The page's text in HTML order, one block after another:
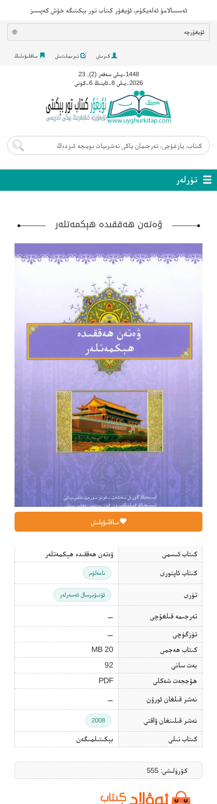
ئەسسالامۇ ئەلەيكۇم، ئۇيغۇر كىتاب تور بېكىتىگە خۇش كەپسىز
ئۇيغۇرچە 🌐
كىرىش تىزىملىتىش ساقلىۋىلىڭ
1448-يىلى سەفەر (2), 23
2026-يىلى 8-ئاينىڭ 6-كۈنى
تۈرلەر
ۋەتەن ھەققىدە ھېكمەتلەر
ساقلىۋېلىش
كىتاب ئىسمى ۋەتەن ھەققىدە ھېكمەتلەر
كىتاب ئاپتورى نامەلۇم
تۈرى ئۇنىۋېرسال ئەسەرلەر
تەرجىمە قىلغۇچى —
تۈزگۈچى
—
كىتاب ھەجمى
20 MB
بەت سانى
92
ھۆججەت شەكلى
PDF
نەشر قىلغان ئورۇن —
نەشر قىلىنغان ۋاقتى 2008
كىتاب تىلى بېكىتىلمىگەن
كۆرۈلىشى: 555